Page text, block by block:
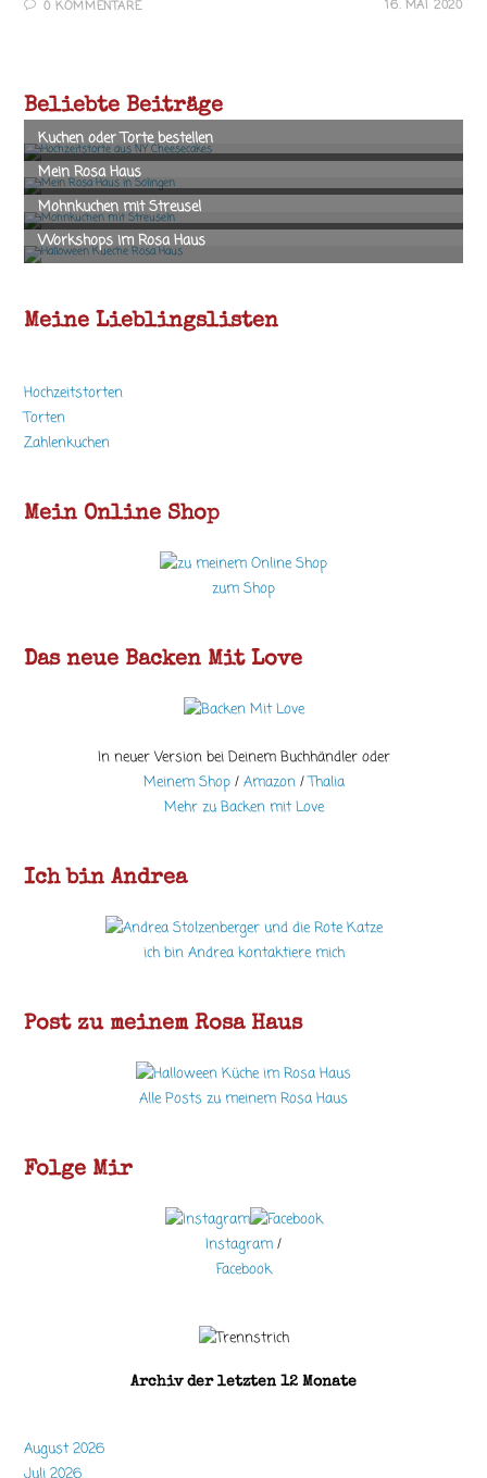
0 KOMMENTARE 16. MAI 2020
Beliebte Beiträge
Meine Lieblingslisten
Hochzeitstorten
Torten
Zahlenkuchen
Mein Online Shop
zum Shop
Das neue Backen Mit Love
In neuer Version bei Deinem Buchhändler oder
Meinem Shop/ Amazon/Thalia
Mehr zu Backen mit Love
Ich bin Andrea
ich bin Andrea kontaktiere mich
Post zu meinem Rosa Haus
Alle Posts zu meinem Rosa Haus
Folge Mir
Instagram /
Facebook
Archiv der letzten 12 Monate
August 2026